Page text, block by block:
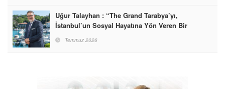
Uğur Talayhan : “The Grand Tarabya’yı,
İstanbul’un Sosyal Hayatına Yön Veren Bir
Destinasyon Haline Getirmeyi Hedefliyorum”
Temmuz 2026